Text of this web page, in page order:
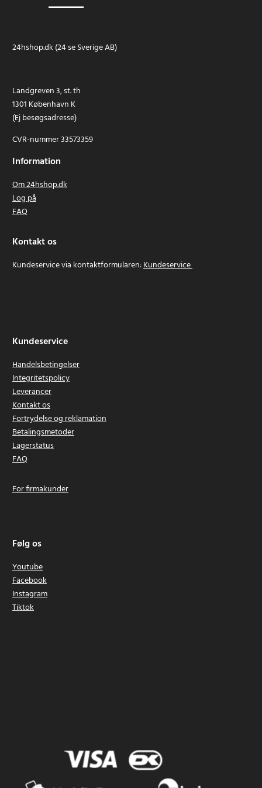
24hshop.dk (24 se Sverige AB)
Landgreven 3, st. th
1301 København K
(Ej besøgsadresse)
CVR-nummer 33573359
Information
Om 24hshop.dk
Log på
FAQ
Kontakt os
Kundeservice via kontaktformularen:Kundeservice
Kundeservice
Handelsbetingelser
Integritetspolicy
Leverancer
Kontakt os
Fortrydelse og reklamation
Betalingsmetoder
Lagerstatus
FAQ
For firmakunder
Følg os
Youtube
Facebook
Instagram
Tiktok